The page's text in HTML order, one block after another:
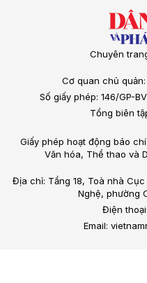
Chuyên
Cơ quan chủ
Số giấy phép: 146/GP-
Tổng biên
Giấy phép hoạt động báo
Văn hóa, Thể thao và
Địa chỉ: Tầng 18, Toà nhà
Nghệ, phường
Điện
Email: